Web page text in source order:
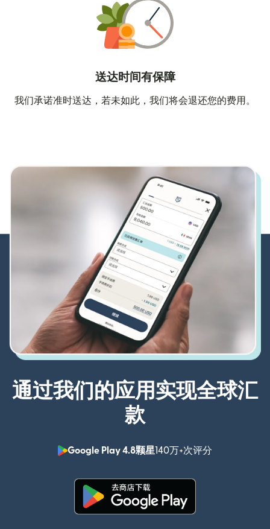
送达时间有保障
我们承诺准时送达，若未如此，我们将会退还您的费用。
通过我们的应用实现全球汇
款
Google Play 4.8颗星140万+次评分